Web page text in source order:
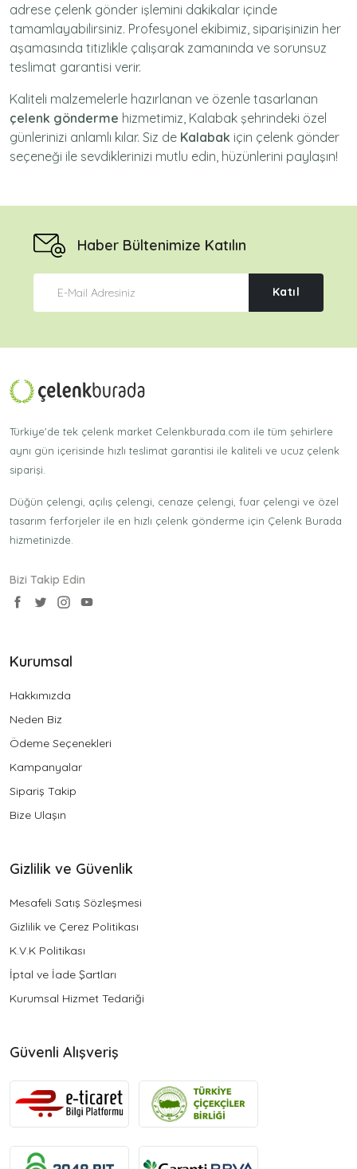
adrese çelenk gönder işlemini dakikalar içinde
tamamlayabilirsiniz. Profesyonel ekibimiz, siparişinizin her
aşamasında titizlikle çalışarak zamanında ve sorunsuz
teslimat garantisi verir.
Kaliteli malzemelerle hazırlanan ve özenle tasarlanan
çelenk gönderme hizmetimiz, Kalabak şehrindeki özel
günlerinizi anlamlı kılar. Siz de Kalabak için çelenk gönder
seçeneği ile sevdiklerinizi mutlu edin, hüzünlerini paylaşın!
Haber Bültenimize Katılın
Katıl
Türkiye'de tek çelenk market Celenkburada.com ile tüm şehirlere
aynı gün içerisinde hızlı teslimat garantisi ile kaliteli ve ucuz çelenk
siparişi.
Düğün çelengi, açılış çelengi, cenaze çelengi, fuar çelengi ve özel
tasarım ferforjeler ile en hızlı çelenk gönderme için Çelenk Burada
hizmetinizde.
Bizi Takip Edin
Kurumsal
Hakkımızda
Neden Biz
Ödeme Seçenekleri
Kampanyalar
Sipariş Takip
Bize Ulaşın
Gizlilik ve Güvenlik
Mesafeli Satış Sözleşmesi
Gizlilik ve Çerez Politikası
K.V.K Politikası
İptal ve İade Şartları
Kurumsal Hizmet Tedariği
Güvenli Alışveriş